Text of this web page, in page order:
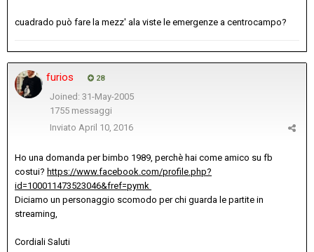
cuadrado può fare la mezz' ala viste le emergenze a centrocampo?
furios 28
Joined: 31-May-2005
1755 messaggi
Inviato April 10, 2016
Ho una domanda per bimbo 1989, perchè hai come amico su fb
costui? https://www.facebook.com/profile.php?
id=100011473523046&fref=pymk
Diciamo un personaggio scomodo per chi guarda le partite in
streaming,
Cordiali Saluti